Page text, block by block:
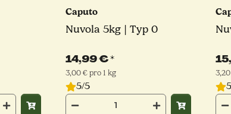
Caputo
Nuvola 5kg | Typ 0
14,99 €*
3,00 € pro 1 kg
5/5